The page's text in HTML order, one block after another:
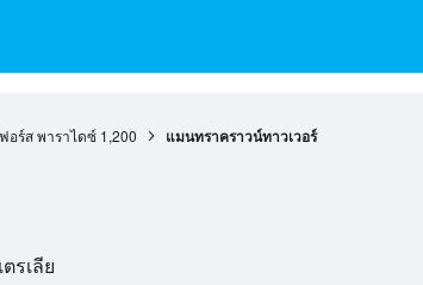
อร์ส พาราไดซ์ 1,200 แมนทราคราวน์ทาวเวอร์
รเลีย